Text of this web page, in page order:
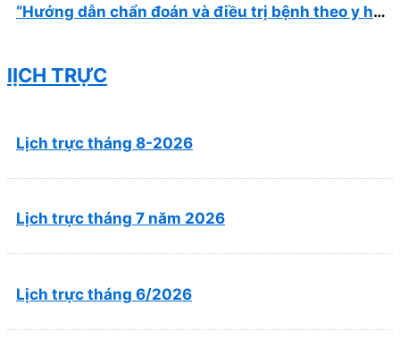
“Hướng dẫn chẩn đoán và điều trị bệnh theo y học
lỊCH TRỰC
Lịch trực tháng 8-2026
Lịch trực tháng 7 năm 2026
Lịch trực tháng 6/2026